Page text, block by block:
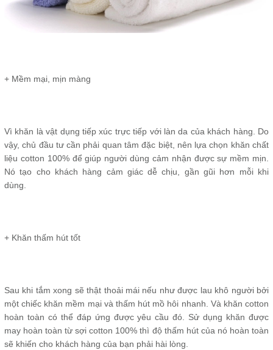
+ Mềm mại, mịn màng
Vì khăn là vật dụng tiếp xúc trực tiếp với làn da của khách hàng. Do
vậy, chủ đầu tư cần phải quan tâm đặc biệt, nên lựa chọn khăn chất
liệu cotton 100% để giúp người dùng cảm nhận được sự mềm mịn.
Nó tạo cho khách hàng cảm giác dễ chịu, gần gũi hơn mỗi khi
dùng.
+ Khăn thấm hút tốt
Sau khi tắm xong sẽ thật thoải mái nếu như được lau khô người bởi
một chiếc khăn mềm mại và thấm hút mồ hôi nhanh. Và khăn cotton
hoàn toàn có thể đáp ứng được yêu cầu đó. Sử dụng khăn được
may hoàn toàn từ sợi cotton 100% thì độ thấm hút của nó hoàn toàn
sẽ khiến cho khách hàng của bạn phải hài lòng.